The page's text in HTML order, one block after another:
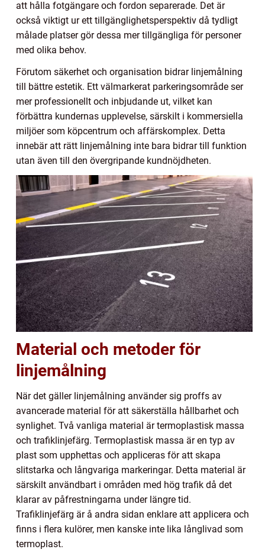
att hålla fotgängare och fordon separerade. Det är
också viktigt ur ett tillgänglighetsperspektiv då tydligt
målade platser gör dessa mer tillgängliga för personer
med olika behov.
Förutom säkerhet och organisation bidrar linjemålning
till bättre estetik. Ett välmarkerat parkeringsområde ser
mer professionellt och inbjudande ut, vilket kan
förbättra kundernas upplevelse, särskilt i kommersiella
miljöer som köpcentrum och affärskomplex. Detta
innebär att rätt linjemålning inte bara bidrar till funktion
utan även till den övergripande kundnöjdheten.
Material och metoder för
linjemålning
När det gäller linjemålning använder sig proffs av
avancerade material för att säkerställa hållbarhet och
synlighet. Två vanliga material är termoplastisk massa
och trafiklinjefärg. Termoplastisk massa är en typ av
plast som upphettas och appliceras för att skapa
slitstarka och långvariga markeringar. Detta material är
särskilt användbart i områden med hög trafik då det
klarar av påfrestningarna under längre tid.
Trafiklinjefärg är å andra sidan enklare att applicera och
finns i flera kulörer, men kanske inte lika långlivad som
termoplast.